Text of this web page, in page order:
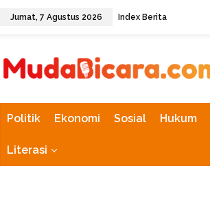
Jumat, 7 Agustus 2026 Index Berita
Politik Ekonomi Sosial Hukum
Literasi